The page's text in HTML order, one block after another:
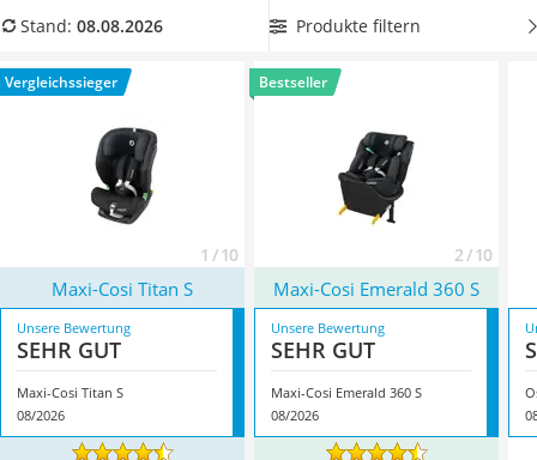
Kinderfahrradhelm
Kinder-Mikroskop
Ferngesteuerter Hubschrauber
Experimente oder Tests, sondern wählen nur echte
Optimalerweise hat der Sitz einen 5-Punkt-Gurt. Überzeugt
hat uns hier im August 2026 besonders das Modell
mit seinen Eigenschaften.
Stand: 08.08.2026 Produkte filtern
Vergleichssieger
1 / 10
Bestseller
2 / 10
Maxi-Cosi Titan S Maxi-Cosi Emerald 360 S
Unsere Bewertung
SEHR GUT
Maxi-Cosi Titan S
08/2026
Unsere Bewertung
SEHR GUT
Maxi-Cosi Emerald 360 S
08/2026